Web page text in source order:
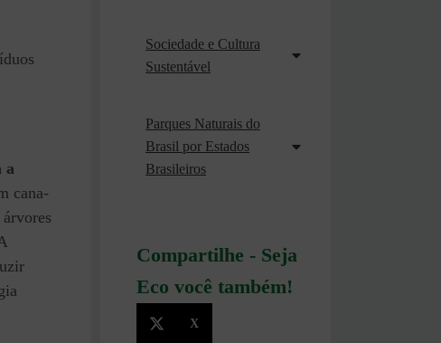
a
cana-
Sociedade e Cultura
Sustentável
Parques Naturais do
Brasil por Estados
Brasileiros
Compartilhe - Seja
Eco você também!
X